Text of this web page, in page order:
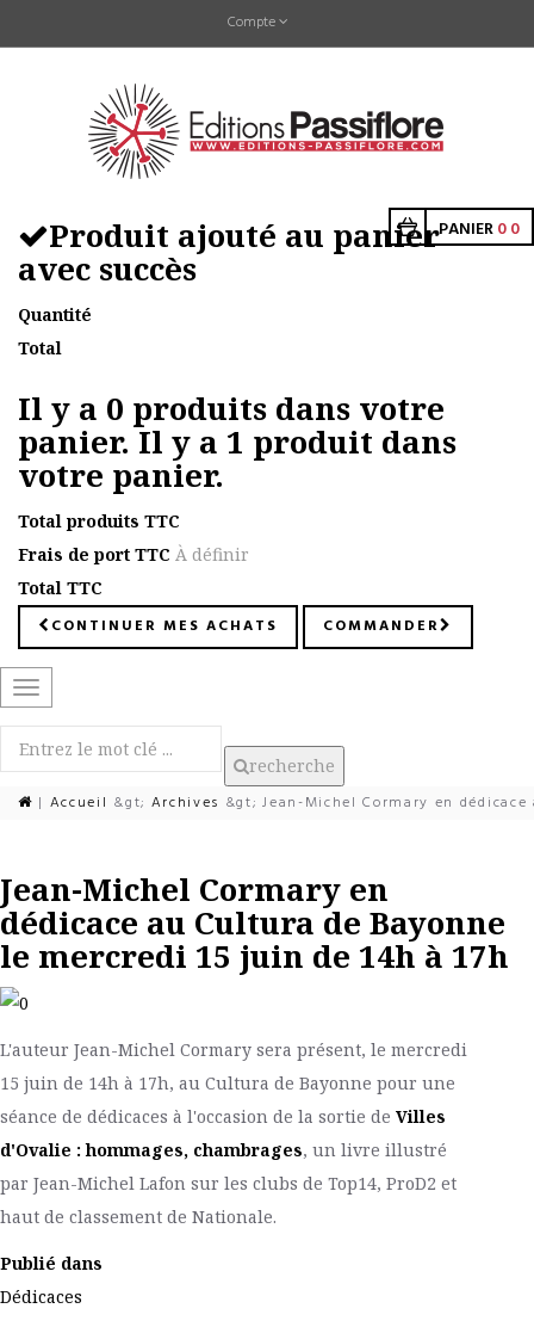
Compte
PANIER00
Produit ajouté au panier
avec succès
Quantité
Total
Il y a 0 produits dans votre
panier.Il y a 1 produit dans
votre panier.
Total produits TTC
Frais de port TTC À définir
Total TTC
CONTINUER MES ACHATS COMMANDER
Basculer
la
navigation
recherche
| Accueil &gt; Archives &gt; Jean-Michel Cormary en
Jean-Michel Cormary en
dédicace au Cultura de Bayonne
le mercredi 15 juin de 14h à 17h
L'auteur Jean-Michel Cormary sera présent, le mercredi
15 juin de 14h à 17h, au Cultura de Bayonne pour une
séance de dédicaces à l'occasion de la sortie de Villes
d'Ovalie : hommages, chambrages, un livre illustré
par Jean-Michel Lafon sur les clubs de Top14, ProD2 et
haut de classement de Nationale.
Publié dans
Dédicaces